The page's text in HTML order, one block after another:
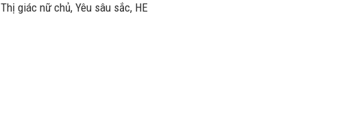
giác nữ chủ, Yêu sâu sắc, HE